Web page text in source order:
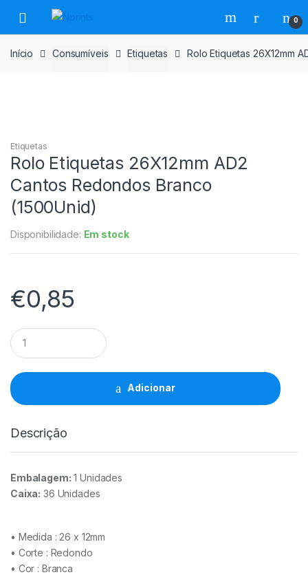
para
navegação
para
o
conteúdo
0
Início Consumíveis Etiquetas Rolo Etiquetas 26X12mm
Etiquetas
Rolo Etiquetas 26X12mm AD2
Cantos Redondos Branco
(1500Unid)
Disponibilidade: Em stock
€0,85
Rolo
Etiquetas
26X12mm
AD2
Cantos
Redondos
Branco
quantidade
Adicionar
Descrição
Embalagem: 1 Unidades
Caixa: 36 Unidades
• Medida : 26 x 12mm
• Corte : Redondo
• Cor : Branca